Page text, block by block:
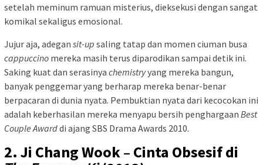
setelah meminum ramuan misterius, dieksekusi dengan sangat
komikal sekaligus emosional.
Jujur aja, adegan sit-up saling tatap dan momen ciuman busa
cappuccino mereka masih terus diparodikan sampai detik ini.
Saking kuat dan serasinya chemistryyang mereka bangun,
banyak penggemar yang berharap mereka benar-benar
berpacaran di dunia nyata. Pembuktian nyata dari kecocokan ini
adalah keberhasilan mereka menyapu bersih penghargaan Best
Couple Awarddi ajang SBS Drama Awards 2010.
2. Ji Chang Wook – Cinta Obsesif di